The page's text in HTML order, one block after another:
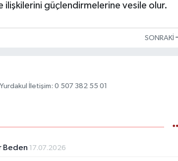
ilişkilerini güçlendirmelerine vesile olur.
SONRAKI
İletişim: 0 507 382 55 01
Beden 17.07.2026